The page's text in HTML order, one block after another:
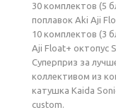
30 комплектов (5
поплавок Aki Aji
10 комплектов (3
Aji Float+ октопус
Суперприз за
коллективом из
катушка Kaida
custom.